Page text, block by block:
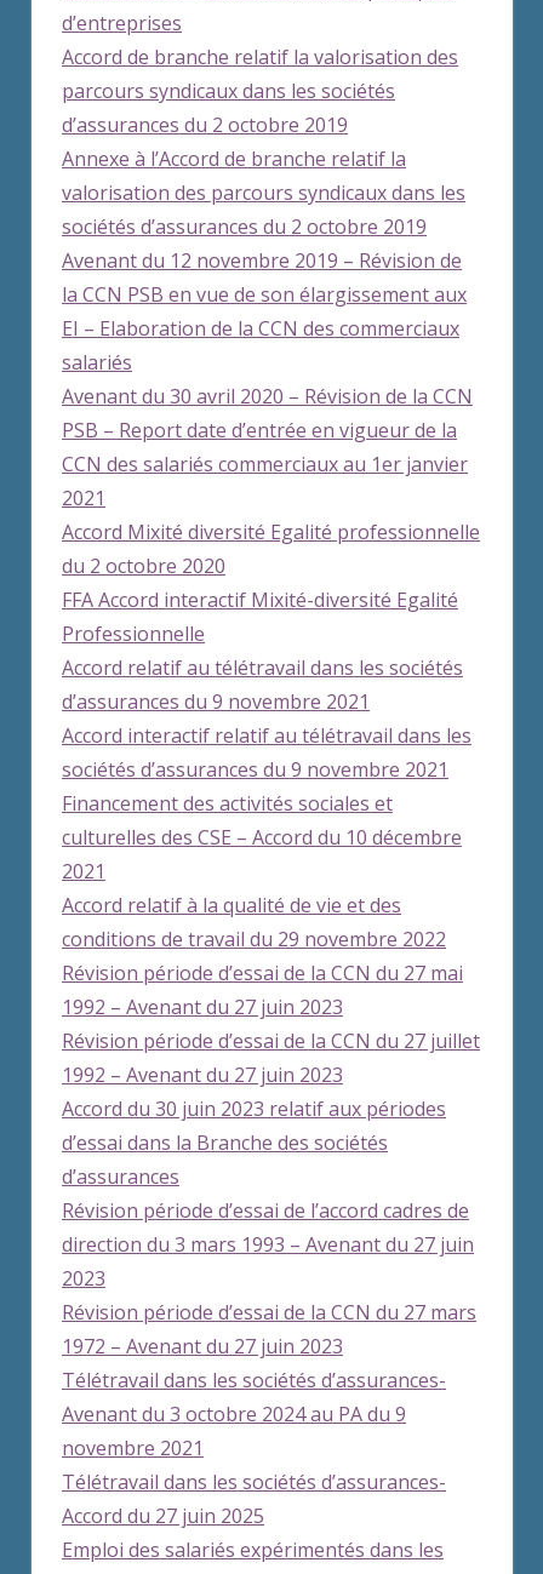
d’entreprises
Accord de branche relatif la valorisation des
parcours syndicaux dans les sociétés
d’assurances du 2 octobre 2019
Annexe à l’Accord de branche relatif la
valorisation des parcours syndicaux dans les
sociétés d’assurances du 2 octobre 2019
Avenant du 12 novembre 2019 – Révision de
la CCN PSB en vue de son élargissement aux
EI – Elaboration de la CCN des commerciaux
salariés
Avenant du 30 avril 2020 – Révision de la CCN
PSB – Report date d’entrée en vigueur de la
CCN des salariés commerciaux au 1er janvier
2021
Accord Mixité diversité Egalité professionnelle
du 2 octobre 2020
FFA Accord interactif Mixité-diversité Egalité
Professionnelle
Accord relatif au télétravail dans les sociétés
d’assurances du 9 novembre 2021
Accord interactif relatif au télétravail dans les
sociétés d’assurances du 9 novembre 2021
Financement des activités sociales et
culturelles des CSE – Accord du 10 décembre
2021
Accord relatif à la qualité de vie et des
conditions de travail du 29 novembre 2022
Révision période d’essai de la CCN du 27 mai
1992 – Avenant du 27 juin 2023
Révision période d’essai de la CCN du 27 juillet
1992 – Avenant du 27 juin 2023
Accord du 30 juin 2023 relatif aux périodes
d’essai dans la Branche des sociétés
d’assurances
Révision période d’essai de l’accord cadres de
direction du 3 mars 1993 – Avenant du 27 juin
2023
Révision période d’essai de la CCN du 27 mars
1972 – Avenant du 27 juin 2023
Télétravail dans les sociétés d’assurances-
Avenant du 3 octobre 2024 au PA du 9
novembre 2021
Télétravail dans les sociétés d’assurances-
Accord du 27 juin 2025
Emploi des salariés expérimentés dans les